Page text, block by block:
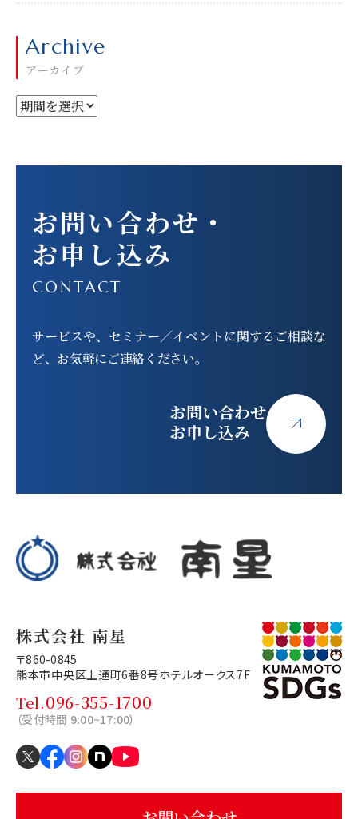
Archive
アーカイブ
お問い合わせ ・
お申し込み
CONTACT
サービスや、セミナー／イベントに関する ご相談な
ど、お気軽にご連絡ください。
お問い合わせ
お申し込み
株式会社 南星
〒860-0845
熊本市中央区上通町6番8号ホテルオークス7F
Tel.096-355-1700
（受付時間 9:00~17:00）